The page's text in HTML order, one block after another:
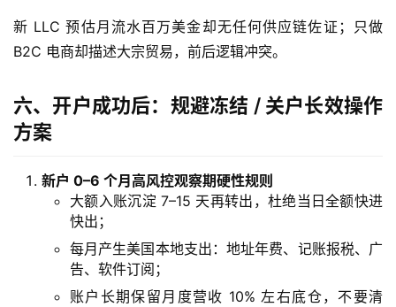
新 LLC 预估月流水百万美金却无任何供应链佐证；只做
B2C 电商却描述大宗贸易，前后逻辑冲突。
六、开户成功后：规避冻结 / 关户长效操作
方案
新户 0–6 个月高风控观察期硬性规则
大额入账沉淀 7–15 天再转出，杜绝当日全额快进
快出；
每月产生美国本地支出：地址年费、记账报税、广
告、软件订阅；
账户长期保留月度营收 10% 左右底仓，不要清